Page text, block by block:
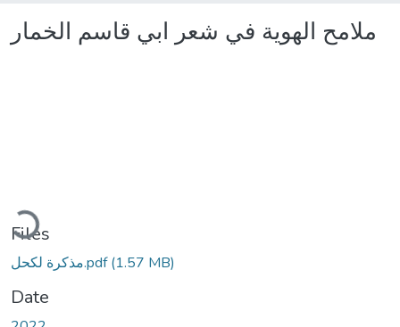
ملامح الهوية في شعر ابي قاسم الخمار
Files
مذكرة لكحل.pdf(1.57 MB)
Date